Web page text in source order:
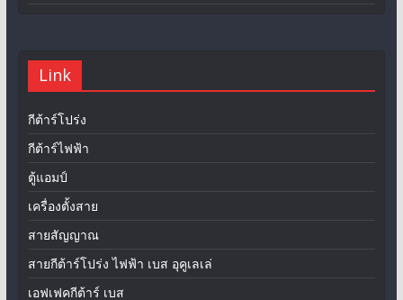
Link
กีต้าร์โปร่ง
กีต้าร์ไฟฟ้า
ตู้แอมป์
เครื่องตั้งสาย
สายสัญญาณ
สายกีต้าร์โปร่ง ไฟฟ้า เบส อุคูเลเล่
เอฟเฟคกีต้าร์ เบส